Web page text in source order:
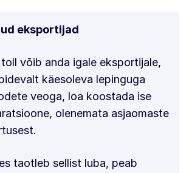
eksportijad
võib anda igale eksportijale,
käesoleva lepinguga
veoga, loa koostada ise
olenemata asjaomaste
taotleb sellist luba, peab